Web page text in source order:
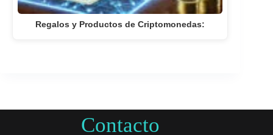
Regalos y Productos de Criptomonedas:
Contacto